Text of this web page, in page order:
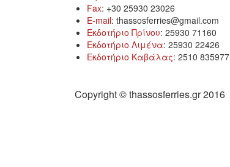
Fax: +30 25930 23026
E-mail: thassosferries@gmail.com
Εκδοτήριο Πρίνου: 25930 71160
Εκδοτήριο Λιμένα: 25930 22426
Εκδοτήριο Καβάλας: 2510 835977
Copyright © thassosferries.gr 2016